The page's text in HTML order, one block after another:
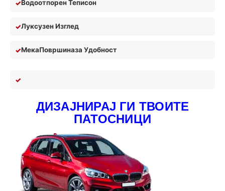
Водоотпорен Теписон
Луксузен Изглед
МекаПовршиназа Удобност
ДИЗАЈНИРАЈ ГИ ТВОИТЕ
ПАТОСНИЦИ